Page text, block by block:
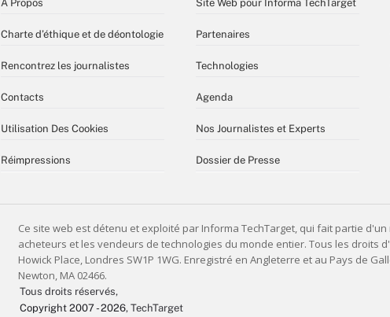
À Propos
Charte d’éthique et de déontologie
Rencontrez les journalistes
Contacts
Utilisation Des Cookies
Réimpressions
Site Web pour Informa TechTarget
Partenaires
Technologies
Agenda
Nos Journalistes et Experts
Dossier de Presse
Tous droits réservés,
Copyright 2007 - 2026, TechTarget